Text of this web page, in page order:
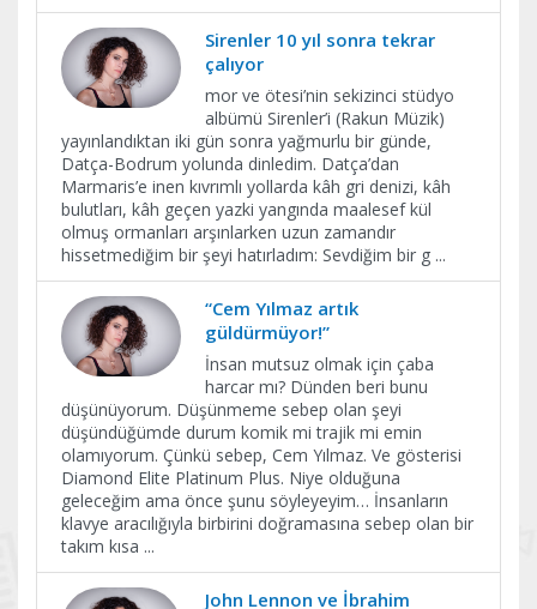
Sirenler 10 yıl sonra tekrar
çalıyor
mor ve ötesi’nin sekizinci stüdyo
albümü Sirenler’i (Rakun Müzik)
yayınlandıktan iki gün sonra yağmurlu bir günde,
Datça-Bodrum yolunda dinledim. Datça’dan
Marmaris’e inen kıvrımlı yollarda kâh gri denizi, kâh
bulutları, kâh geçen yazki yangında maalesef kül
olmuş ormanları arşınlarken uzun zamandır
hissetmediğim bir şeyi hatırladım: Sevdiğim bir g ...
“Cem Yılmaz artık
güldürmüyor!”
İnsan mutsuz olmak için çaba
harcar mı? Dünden beri bunu
düşünüyorum. Düşünmeme sebep olan şeyi
düşündüğümde durum komik mi trajik mi emin
olamıyorum. Çünkü sebep, Cem Yılmaz. Ve gösterisi
Diamond Elite Platinum Plus. Niye olduğuna
geleceğim ama önce şunu söyleyeyim… İnsanların
klavye aracılığıyla birbirini doğramasına sebep olan bir
takım kısa ...
John Lennon ve İbrahim